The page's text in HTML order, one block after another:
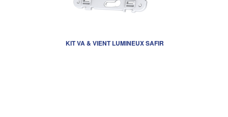
KIT VA & VIENT LUMINEUX SAFIR